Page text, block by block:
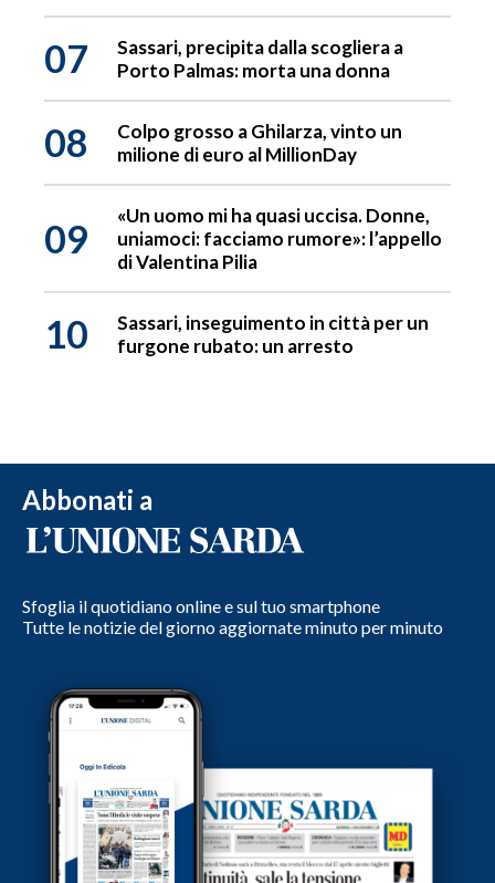
07
Sassari, precipita dalla scogliera a
Porto Palmas: morta una donna
08
Colpo grosso a Ghilarza, vinto un
milione di euro al MillionDay
09
«Un uomo mi ha quasi uccisa. Donne,
uniamoci: facciamo rumore»: l’appello
di Valentina Pilia
10
Sassari, inseguimento in città per un
furgone rubato: un arresto
Abbonati a
Sfoglia il quotidiano online e sul tuo smartphone
Tutte le notizie del giorno aggiornate minuto per minuto